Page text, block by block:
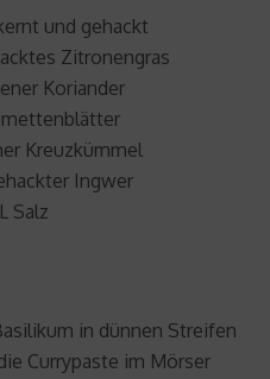
und gehackt
Zitronengras
Koriander
Kreuzkümmel
Ingwer
Salz
in dünnen Streifen
Currypaste im Mörser